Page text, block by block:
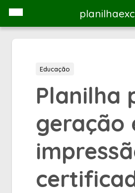
Educação
Planilha
geração